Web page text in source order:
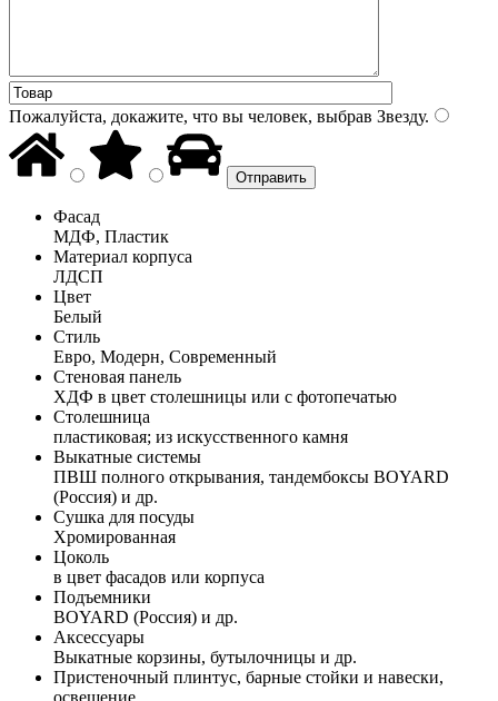
Пожалуйста, докажите, что вы человек, выбрав Звезду.
Фасад
МДФ, Пластик
Материал корпуса
ЛДСП
Цвет
Белый
Стиль
Евро, Модерн, Современный
Стеновая панель
ХДФ в цвет столешницы или с фотопечатью
Столешница
пластиковая; из искусственного камня
Выкатные системы
ПВШ полного открывания, тандембоксы BOYARD
(Россия) и др.
Сушка для посуды
Хромированная
Цоколь
в цвет фасадов или корпуса
Подъемники
BOYARD (Россия) и др.
Аксессуары
Выкатные корзины, бутылочницы и др.
Пристеночный плинтус, барные стойки и навески,
освещение